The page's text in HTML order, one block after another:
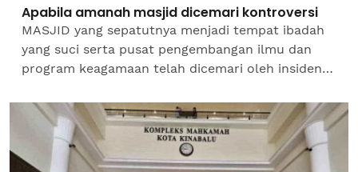
Apabila amanah masjid dicemari kontroversi
MASJID yang sepatutnya menjadi tempat ibadah
yang suci serta pusat pengembangan ilmu dan
program keagamaan telah dicemari oleh insiden
memegang jawatan...